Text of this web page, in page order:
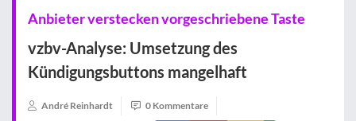
Anbieter verstecken vorgeschriebene Taste
vzbv-Analyse: Umsetzung des
Kündigungsbuttons mangelhaft
André Reinhardt 0 Kommentare